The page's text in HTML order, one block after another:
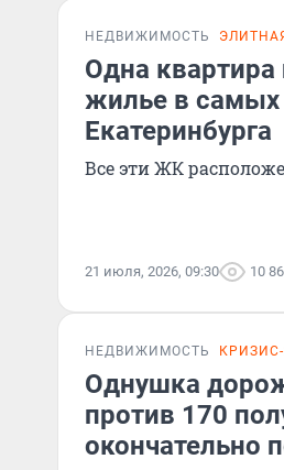
НЕДВИЖИМОСТЬ
Одна квартира
жилье в самых
Екатеринбурга
Все эти ЖК
21 июля, 2026, 09:30 10
НЕДВИЖИМОСТЬ
Однушка
против 170
окончательно